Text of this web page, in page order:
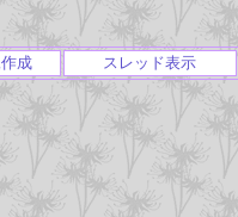
成 スレッド表示